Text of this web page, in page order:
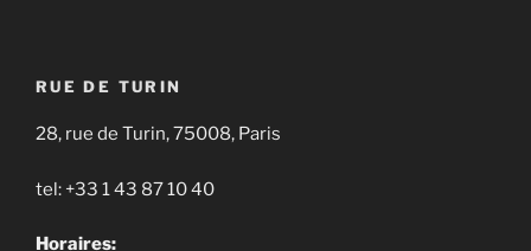
RUE DE TURIN
28, rue de Turin, 75008, Paris
tel: +33 1 43 87 10 40
Horaires: